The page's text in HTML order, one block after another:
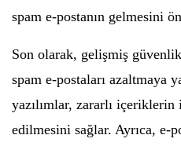
spam e-postanın gelmesini
Son olarak, gelişmiş
spam e-postaları azaltmaya
yazılımlar, zararlı içeriklerin
edilmesini sağlar. Ayrıca, e-